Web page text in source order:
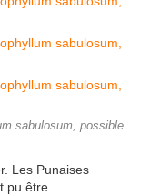
sabulosum, possible.
Les Punaises
pu être